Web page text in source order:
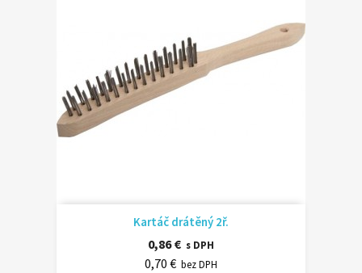
Kartáč drátěný 2ř.
0,86 € s DPH
0,70 € bez DPH